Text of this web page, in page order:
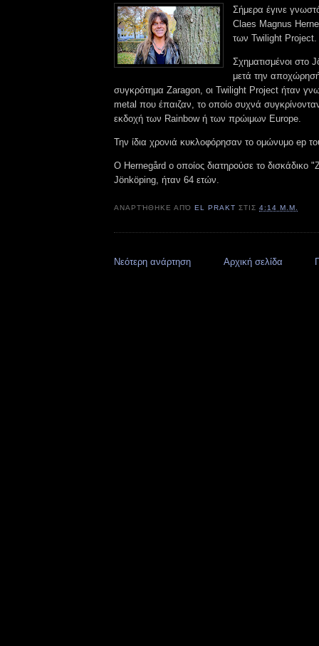
Σήμερα έγινε
Claes Magnus
των Twilight Project.
Σχηματισμένοι στο
μετά την
συγκρότημα Zaragon, οι Twilight Project ήταν
metal που έπαιζαν, το οποίο συχνά
εκδοχή των Rainbow ή των πρώιμων Europe.
Την ίδια χρονιά κυκλοφόρησαν το ομώνυμο ep
Ο Hernegård ο οποίος διατηρούσε το δισκάδικο
Jönköping, ήταν 64 ετών.
ΑΝΑΡΤΉΘΗΚΕ ΑΠΌEL PRAKT ΣΤΙΣ4:14 Μ.Μ.
Νεότερη ανάρτηση Αρχική σελίδα